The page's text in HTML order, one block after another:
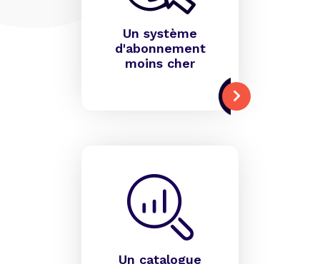
Un système
d'abonnement
moins cher
Un catalogue